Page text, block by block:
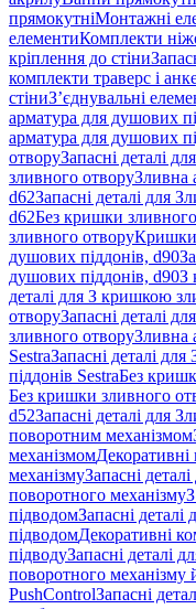
прямокутніМонтажні
елементиКомплекти
кріплення до стіни
комплекти траверс і
стіниЗ’єднувальні
арматура для душових
арматура для душових
отворуЗапасні деталі
зливного отворуЗливна
d62Запасні деталі для
d62Без кришки
зливного отворуКришки
душових піддонів, d90
душових піддонів, d90З
деталі для З кришкою
отворуЗапасні деталі
зливного отворуЗливна
SestraЗапасні деталі
піддонів SestraБез
Без кришки зливного
d52Запасні деталі для
поворотним механізмом
механізмом
механізмуЗапасні
поворотного механізму
підводомЗапасні
підводомДекоративні
підводуЗапасні деталі
поворотного механізму
PushControlЗапасні